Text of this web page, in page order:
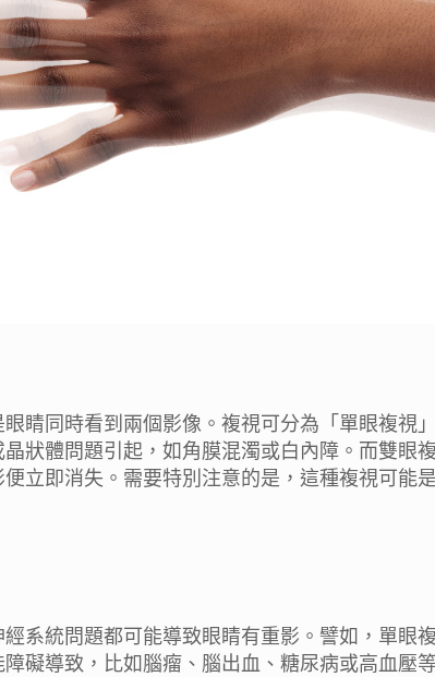
睛同時看到兩個影像。複視可分為「單眼複視
狀體問題引起，如角膜混濁或白內障。而雙眼
立即消失。需要特別注意的是，這種複視可能
系統問題都可能導致眼睛有重影 。譬如，單眼
礙導致，比如腦瘤、腦出血、糖尿病或高血壓